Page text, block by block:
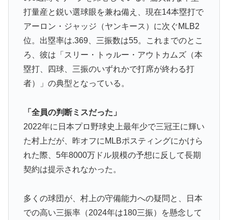
▶ イチローさん「僕は本を読まない。好きなアニメはドラ
ゴンボール」【海外の反応】
▶ 大地震が起きても手術をやり遂げる日本の医療チーム、
海外でも凄すぎると絶賛
▶ フランス人「欲張りすぎだ」中村敬斗、ランス残留の可
能性を会長が示唆！移籍金が交渉の壁に..現地サポの本
アメリカ「お前らの国でしか愛されてないものってあ
る？」日本「納豆」
▶ 新聞さん、壮大な縦読みを仕込んでしまうwww
▶ 韓国人「フランスの有力紙も大韓サッカー協会前代未聞
の不祥事を詳細に報道！」→「国際的スキャンダルに発
▶ 大地震が起きても手術をやり遂げる日本の医療チーム、
海外でも凄すぎると絶賛
打量産と鋭い選球眼を兼ね備え、現在14本塁打で
アーロン・ジャッジ（ヤンキース）に次ぐMLB2
位。出塁率は.369、三振数は55。これまでのとこ
ろ、彼は「スリー・トゥルー・アウトカムズ（本
塁打、四球、三振のいずれかで打席が終わる打
者）」の典型となっている。
「全員の判断ミスだった」
2022年に日本プロ野球史上最年少で三冠王に輝い
た村上だが、昨オフにMLBポスティングにかけら
れた際、5年8000万ドル規模の予想に反して長期
契約は提示されなかった。
多くの球団が、村上の守備能力への疑問と、日本
での高い三振率（2024年は180三振）を懸念して